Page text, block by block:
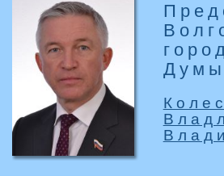
Думы